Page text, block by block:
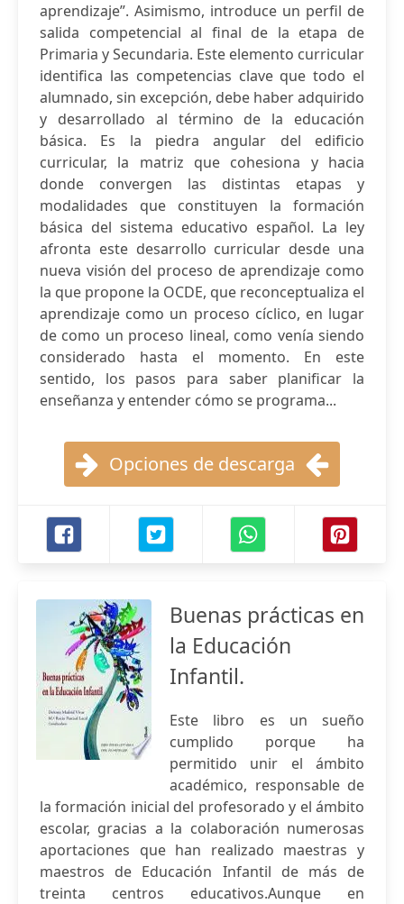
aprendizaje”. Asimismo, introduce un perfil de
salida competencial al final de la etapa de
Primaria y Secundaria. Este elemento curricular
identifica las competencias clave que todo el
alumnado, sin excepción, debe haber adquirido
y desarrollado al término de la educación
básica. Es la piedra angular del edificio
curricular, la matriz que cohesiona y hacia
donde convergen las distintas etapas y
modalidades que constituyen la formación
básica del sistema educativo español. La ley
afronta este desarrollo curricular desde una
nueva visión del proceso de aprendizaje como
la que propone la OCDE, que reconceptualiza el
aprendizaje como un proceso cíclico, en lugar
de como un proceso lineal, como venía siendo
considerado hasta el momento. En este
sentido, los pasos para saber planificar la
enseñanza y entender cómo se programa...
Opciones de descarga
Buenas prácticas en
la Educación
Infantil.
Este libro es un sueño
cumplido porque ha
permitido unir el ámbito
académico, responsable de
la formación inicial del profesorado y el ámbito
escolar, gracias a la colaboración numerosas
aportaciones que han realizado maestras y
maestros de Educación Infantil de más de
treinta centros educativos.Aunque en